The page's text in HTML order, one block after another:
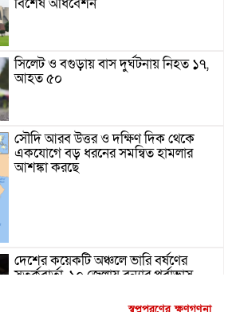
সিলেট ও বগুড়ায় বাস দুর্ঘটনায় নিহত ১৭,
আহত ৫০
সৌদি আরব উত্তর ও দক্ষিণ দিক থেকে
একযোগে বড় ধরনের সমন্বিত হামলার
আশঙ্কা করছে
দেশের কয়েকটি অঞ্চলে ভারি বর্ষণের
সতর্কবার্তা, ১০ জেলায় বন্যার পূর্বাভাস